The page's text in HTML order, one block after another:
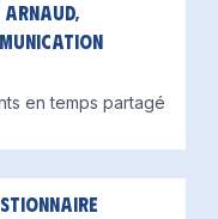
en temps partagé